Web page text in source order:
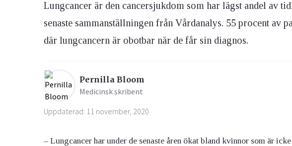
Ögon & Öron
Övervikt
Lungcancer är den cancersjukdom som har lägst andel av
senaste sammanställningen från Vårdanalys. 55 procent av
där lungcancern är obotbar när de får sin diagnos.
Pernilla Bloom
Medicinsk skribent
Uppdaterad: 11 november, 2020
– Lungcancer har under de senaste åren ökat bland kvinnor som är